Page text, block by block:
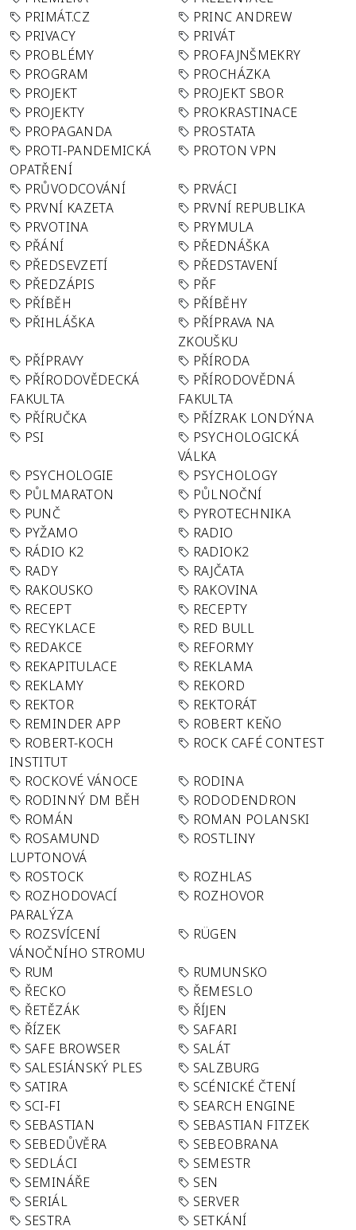
PRIMÁT.CZ
PRINC ANDREW
PRIVACY
PRIVÁT
PROBLÉMY
PROFAJNŠMEKRY
PROGRAM
PROCHÁZKA
PROJEKT
PROJEKT SBOR
PROJEKTY
PROKRASTINACE
PROPAGANDA
PROSTATA
PROTI-PANDEMICKÁ
OPATŘENÍ
PROTON VPN
PRŮVODCOVÁNÍ
PRVÁCI
PRVNÍ KAZETA
PRVNÍ REPUBLIKA
PRVOTINA
PRYMULA
PŘÁNÍ
PŘEDNÁŠKA
PŘEDSEVZETÍ
PŘEDSTAVENÍ
PŘEDZÁPIS
PŘF
PŘÍBĚH
PŘÍBĚHY
PŘIHLÁŠKA
PŘÍPRAVA NA
ZKOUŠKU
PŘÍPRAVY
PŘÍRODA
PŘÍRODOVĚDECKÁ
FAKULTA
PŘÍRODOVĚDNÁ
FAKULTA
PŘÍRUČKA
PŘÍZRAK LONDÝNA
PSI
PSYCHOLOGICKÁ
VÁLKA
PSYCHOLOGIE
PSYCHOLOGY
PŮLMARATON
PŮLNOČNÍ
PUNČ
PYROTECHNIKA
PYŽAMO
RADIO
RÁDIO K2
RADIOK2
RADY
RAJČATA
RAKOUSKO
RAKOVINA
RECEPT
RECEPTY
RECYKLACE
RED BULL
REDAKCE
REFORMY
REKAPITULACE
REKLAMA
REKLAMY
REKORD
REKTOR
REKTORÁT
REMINDER APP
ROBERT KEŇO
ROBERT-KOCH
INSTITUT
ROCK CAFÉ CONTEST
ROCKOVÉ VÁNOCE
RODINA
RODINNÝ DM BĚH
RODODENDRON
ROMÁN
ROMAN POLANSKI
ROSAMUND
LUPTONOVÁ
ROSTLINY
ROSTOCK
ROZHLAS
ROZHODOVACÍ
PARALÝZA
ROZHOVOR
ROZSVÍCENÍ
VÁNOČNÍHO STROMU
RÜGEN
RUM
RUMUNSKO
ŘECKO
ŘEMESLO
ŘETĚZÁK
ŘÍJEN
ŘÍZEK
SAFARI
SAFE BROWSER
SALÁT
SALESIÁNSKÝ PLES
SALZBURG
SATIRA
SCÉNICKÉ ČTENÍ
SCI-FI
SEARCH ENGINE
SEBASTIAN
SEBASTIAN FITZEK
SEBEDŮVĚRA
SEBEOBRANA
SEDLÁCI
SEMESTR
SEMINÁŘE
SEN
SERIÁL
SERVER
SESTRA
SETKÁNÍ